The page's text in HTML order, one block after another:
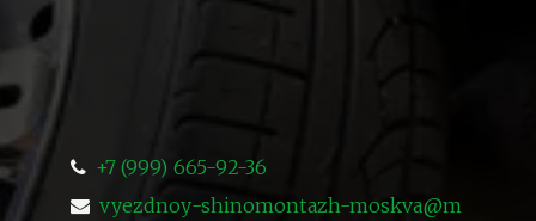
+7 (999) 665-92-36
vyezdnoy-shinomontazh-moskva@m